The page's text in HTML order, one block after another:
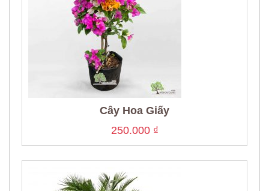
Cây Hoa Giấy
250.000 ₫